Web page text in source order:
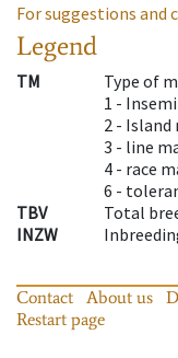
For suggestions and
Legend
TM
Type of
1 -
2 -
3 - line
4 - race
6 -
TBV
Total
INZW
Contact About us
Restart page